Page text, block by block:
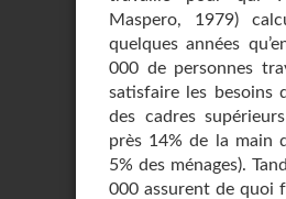
Maspero, 1979)
quelques années
000 de personnes
satisfaire les besoins
des cadres
près 14% de la main
5% des ménages).
000 assurent de quoi